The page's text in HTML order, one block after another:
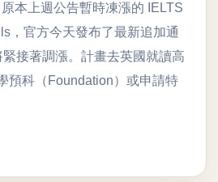
本上週公告暫時凍漲的 IELTS
，官方今天發布了最新追加通
接著調漲。計畫去英國就讀高
預科（Foundation）或申請特